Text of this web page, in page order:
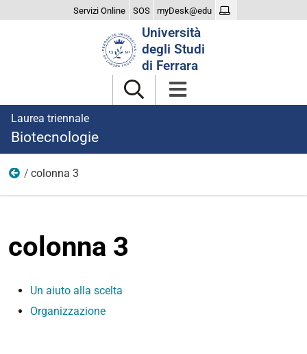
Servizi Online SOS myDesk@edu
Università
degli Studi
di Ferrara
Laurea triennale
Biotecnologie
Corso
colonna 3
colonna 3
Un aiuto alla scelta
Organizzazione